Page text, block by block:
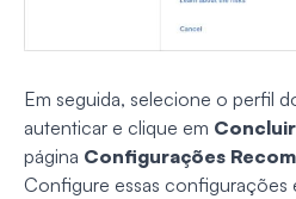
Em seguida, selecione o perfil
autenticar e clique em
página Configurações
Configure essas configurações